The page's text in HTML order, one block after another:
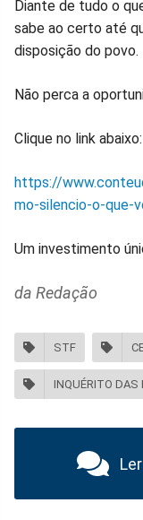
Diante de tudo o
sabe ao certo até
disposição do povo.
Não perca a
Clique no link abaixo:
https://
mo-silencio-o-que-
Um investimento
da Redação
STF
INQUÉRITO DAS